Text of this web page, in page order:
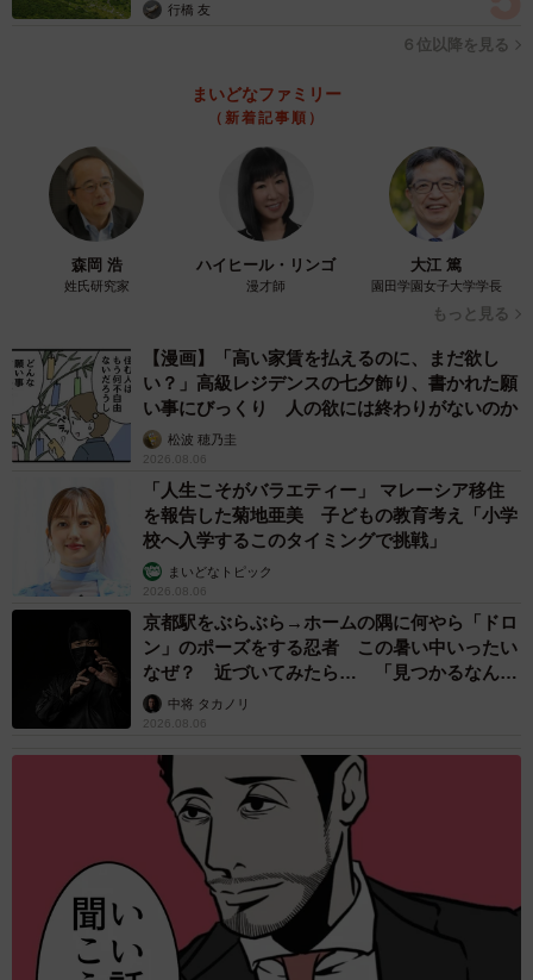
行橋 友
６位以降を見る
まいどなファミリー
（新着記事順）
森岡 浩
姓氏研究家
ハイヒール・リンゴ
漫才師
大江 篤
園田学園女子大学学長
もっと見る
【漫画】「高い家賃を払えるのに、まだ欲し
い？」高級レジデンスの七夕飾り、書かれた願
い事にびっくり 人の欲には終わりがないのか
松波 穂乃圭
2026.08.06
「人生こそがバラエティー」 マレーシア移住
を報告した菊地亜美 子どもの教育考え「小学
校へ入学するこのタイミングで挑戦」
まいどなトピック
2026.08.06
京都駅をぶらぶら→ホームの隅に何やら「ドロ
ン」のポーズをする忍者 この暑い中いったい
なぜ？ 近づいてみたら… 「見つかるなんて
未熟」中将 タカノリ
2026.08.06